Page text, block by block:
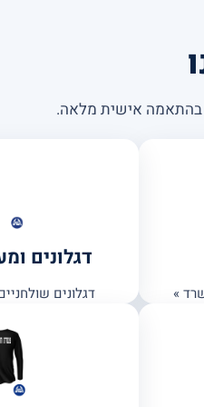
בהתאמה אישית מלאה.
»
דגלונים
דגלונים